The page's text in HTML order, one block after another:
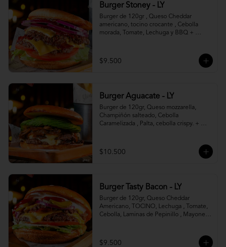
Burger Stoney - LY
Burger de 120gr , Queso Cheddar
americano, tocino crocante , Cebolla
morada, Tomate, Lechuga y BBQ +
$9.500
Burger Aguacate - LY
Burger de 120gr, Queso mozzarella,
Champiñón salteado, Cebolla
Caramelizada , Palta, cebolla crispy. +
$10.500
Burger Tasty Bacon - LY
Burger de 120gr, Queso Cheddar
Americano, TOCINO, Lechuga , Tomate,
Cebolla, Laminas de Pepinillo , Mayonesa
$9.500